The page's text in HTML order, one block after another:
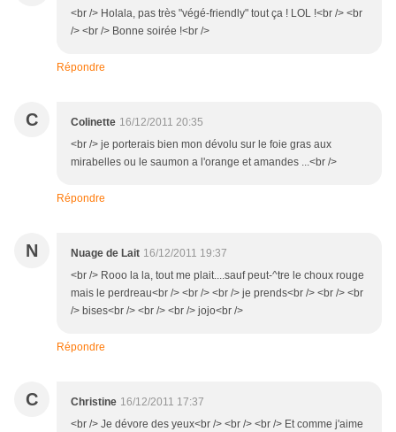
<br /> Holala, pas très "végé-friendly" tout ça ! LOL !<br /> <br
/> <br /> Bonne soirée !<br />
Répondre
C Colinette 16/12/2011 20:35
<br /> je porterais bien mon dévolu sur le foie gras aux
mirabelles ou le saumon a l'orange et amandes ...<br />
Répondre
N Nuage de Lait 16/12/2011 19:37
<br /> Rooo la la, tout me plait....sauf peut-^tre le choux rouge
mais le perdreau<br /> <br /> <br /> je prends<br /> <br /> <br
/> bises<br /> <br /> <br /> jojo<br />
Répondre
C Christine 16/12/2011 17:37
<br /> Je dévore des yeux<br /> <br /> <br /> Et comme j'aime